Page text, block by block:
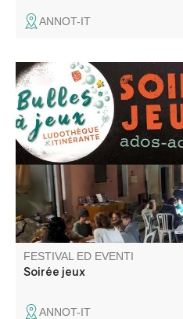
ANNOT-IT
Découverte de jeux divers :
stratégie, enquête, aventure
par la ludothèque itinérante
FESTIVAL ED EVENTI
Soirée jeux
ANNOT-IT